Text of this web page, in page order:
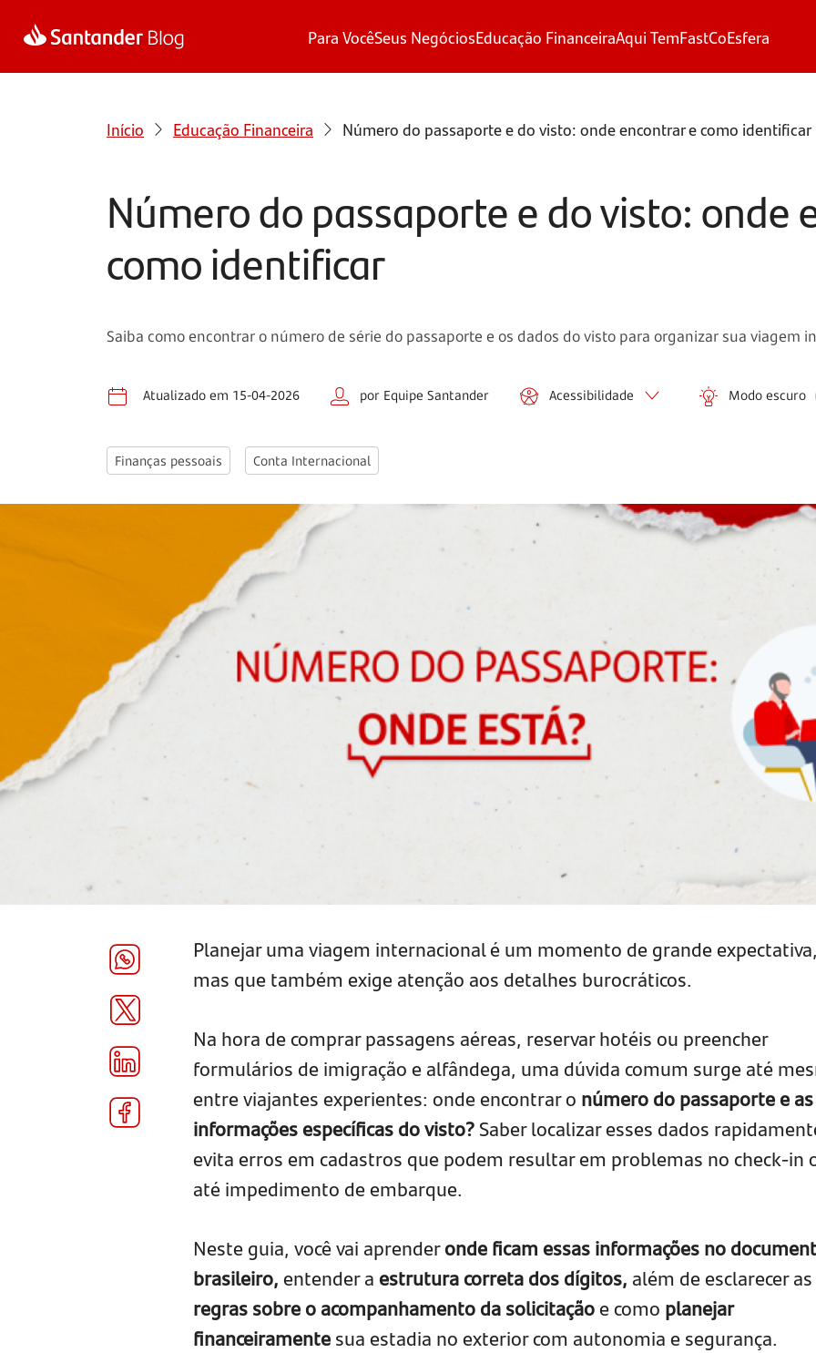
Para VocêSeus NegóciosEducação FinanceiraAqui TemFastCoEsfera
Início Educação Financeira Número do passaporte e do visto: onde encontrar e como identificar
Número do passaporte e do visto: onde
como identificar
Saiba como encontrar o número de série do passaporte e os dados do visto para organizar sua viagem
Atualizado em 15-04-2026 por Equipe Santander Acessibilidade Modo escuro
Finanças pessoais Conta Internacional
Planejar uma viagem internacional é um momento de grande expectativa,
mas que também exige atenção aos detalhes burocráticos.
Na hora de comprar passagens aéreas, reservar hotéis ou preencher
formulários de imigração e alfândega, uma dúvida comum surge até
entre viajantes experientes: onde encontrar o número do passaportee as
informações específicas do visto?Saber localizar esses dados
evita erros em cadastros que podem resultar em problemas no check-in
até impedimento de embarque.
Neste guia, você vai aprenderonde ficam essas informações no
brasileiro,entender aestrutura correta dos dígitos, além de esclarecer as
regras sobre o acompanhamento da solicitaçãoe como planejar
financeiramentesua estadia no exterior com autonomia e segurança.